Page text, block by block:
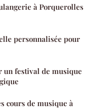
à Porquerolles
personnalisée pour
festival de musique
cours de musique à